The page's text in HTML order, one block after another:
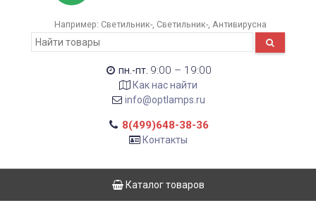
Например: Светильник- Светильник- Антивирусна
пн.-пт. 9:00 – 19:00
Как нас найти
info@optlamps.ru
8(499)648-38-36
Контакты
Каталог товаров